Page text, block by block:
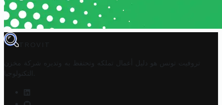
TROVIT
تروفيت تونس هو دليل أعمال تملكه وتحتفظ به وتديره
شركة مخزن
التكنولوجيا